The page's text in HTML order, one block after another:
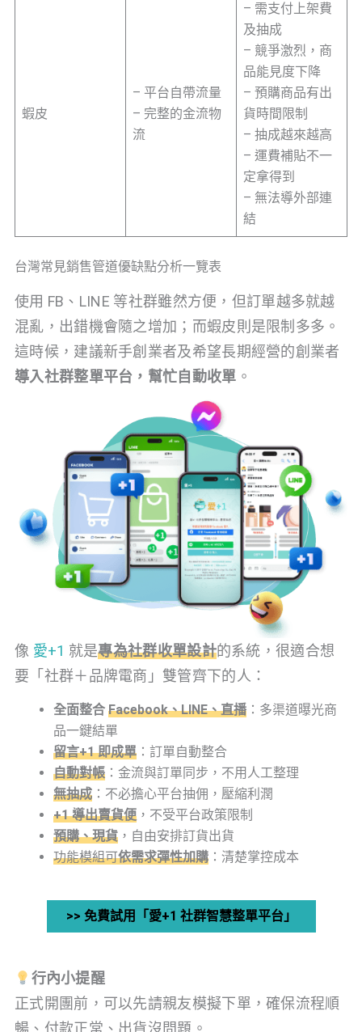
蝦皮
– 平台自帶流量
– 完整的金流物
流
– 需支付上架費
及抽成
– 競爭激烈，商
品能見度下降
– 預購商品有出
貨時間限制
– 抽成越來越高
– 運費補貼不一
定拿得到
– 無法導外部連
結
台灣常見銷售管道優缺點分析一覽表
使用 FB、LINE 等社群雖然方便，但訂單越多就越
混亂，出錯機會隨之增加；而蝦皮則是限制多多。
這時候，建議新手創業者及希望長期經營的創業者
導入社群整單平台，幫忙自動收單 。
像 愛+1 就是專為社群收單設計的系統，很適合想
要「社群＋品牌電商」雙管齊下的人：
全面整合 Facebook、LINE、直播 ：多渠道曝光商
品一鍵結單
留言+1 即成單 ：訂單自動整合
自動對帳 ：金流與訂單同步，不用人工整理
無抽成 ：不必擔心平台抽佣，壓縮利潤
+1 導出賣貨便 ，不受平台政策限制
預購、現貨 ，自由安排訂貨出貨
功能模組可依需求彈性加購 ：清楚掌控成本
>> 免費試用「愛+1 社群智慧整單平台」
行內小提醒
正式開團前，可以先請親友模擬下單，確保流程順
暢、付款正常、出貨沒問題。